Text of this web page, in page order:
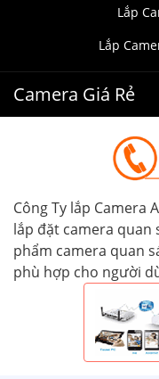
Lắp
Lắp
Camera Giá Rẻ
Công Ty lắp Camera
lắp đặt camera quan
phẩm camera quan
phù hợp cho người